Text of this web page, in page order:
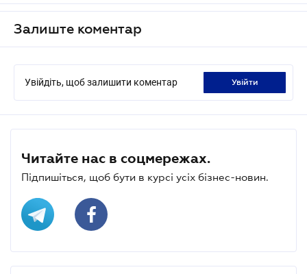
Залиште коментар
Увійдіть, щоб залишити коментар увійти
Читайте нас в соцмережах.
Підпишіться, щоб бути в курсі усіх бізнес-новин.